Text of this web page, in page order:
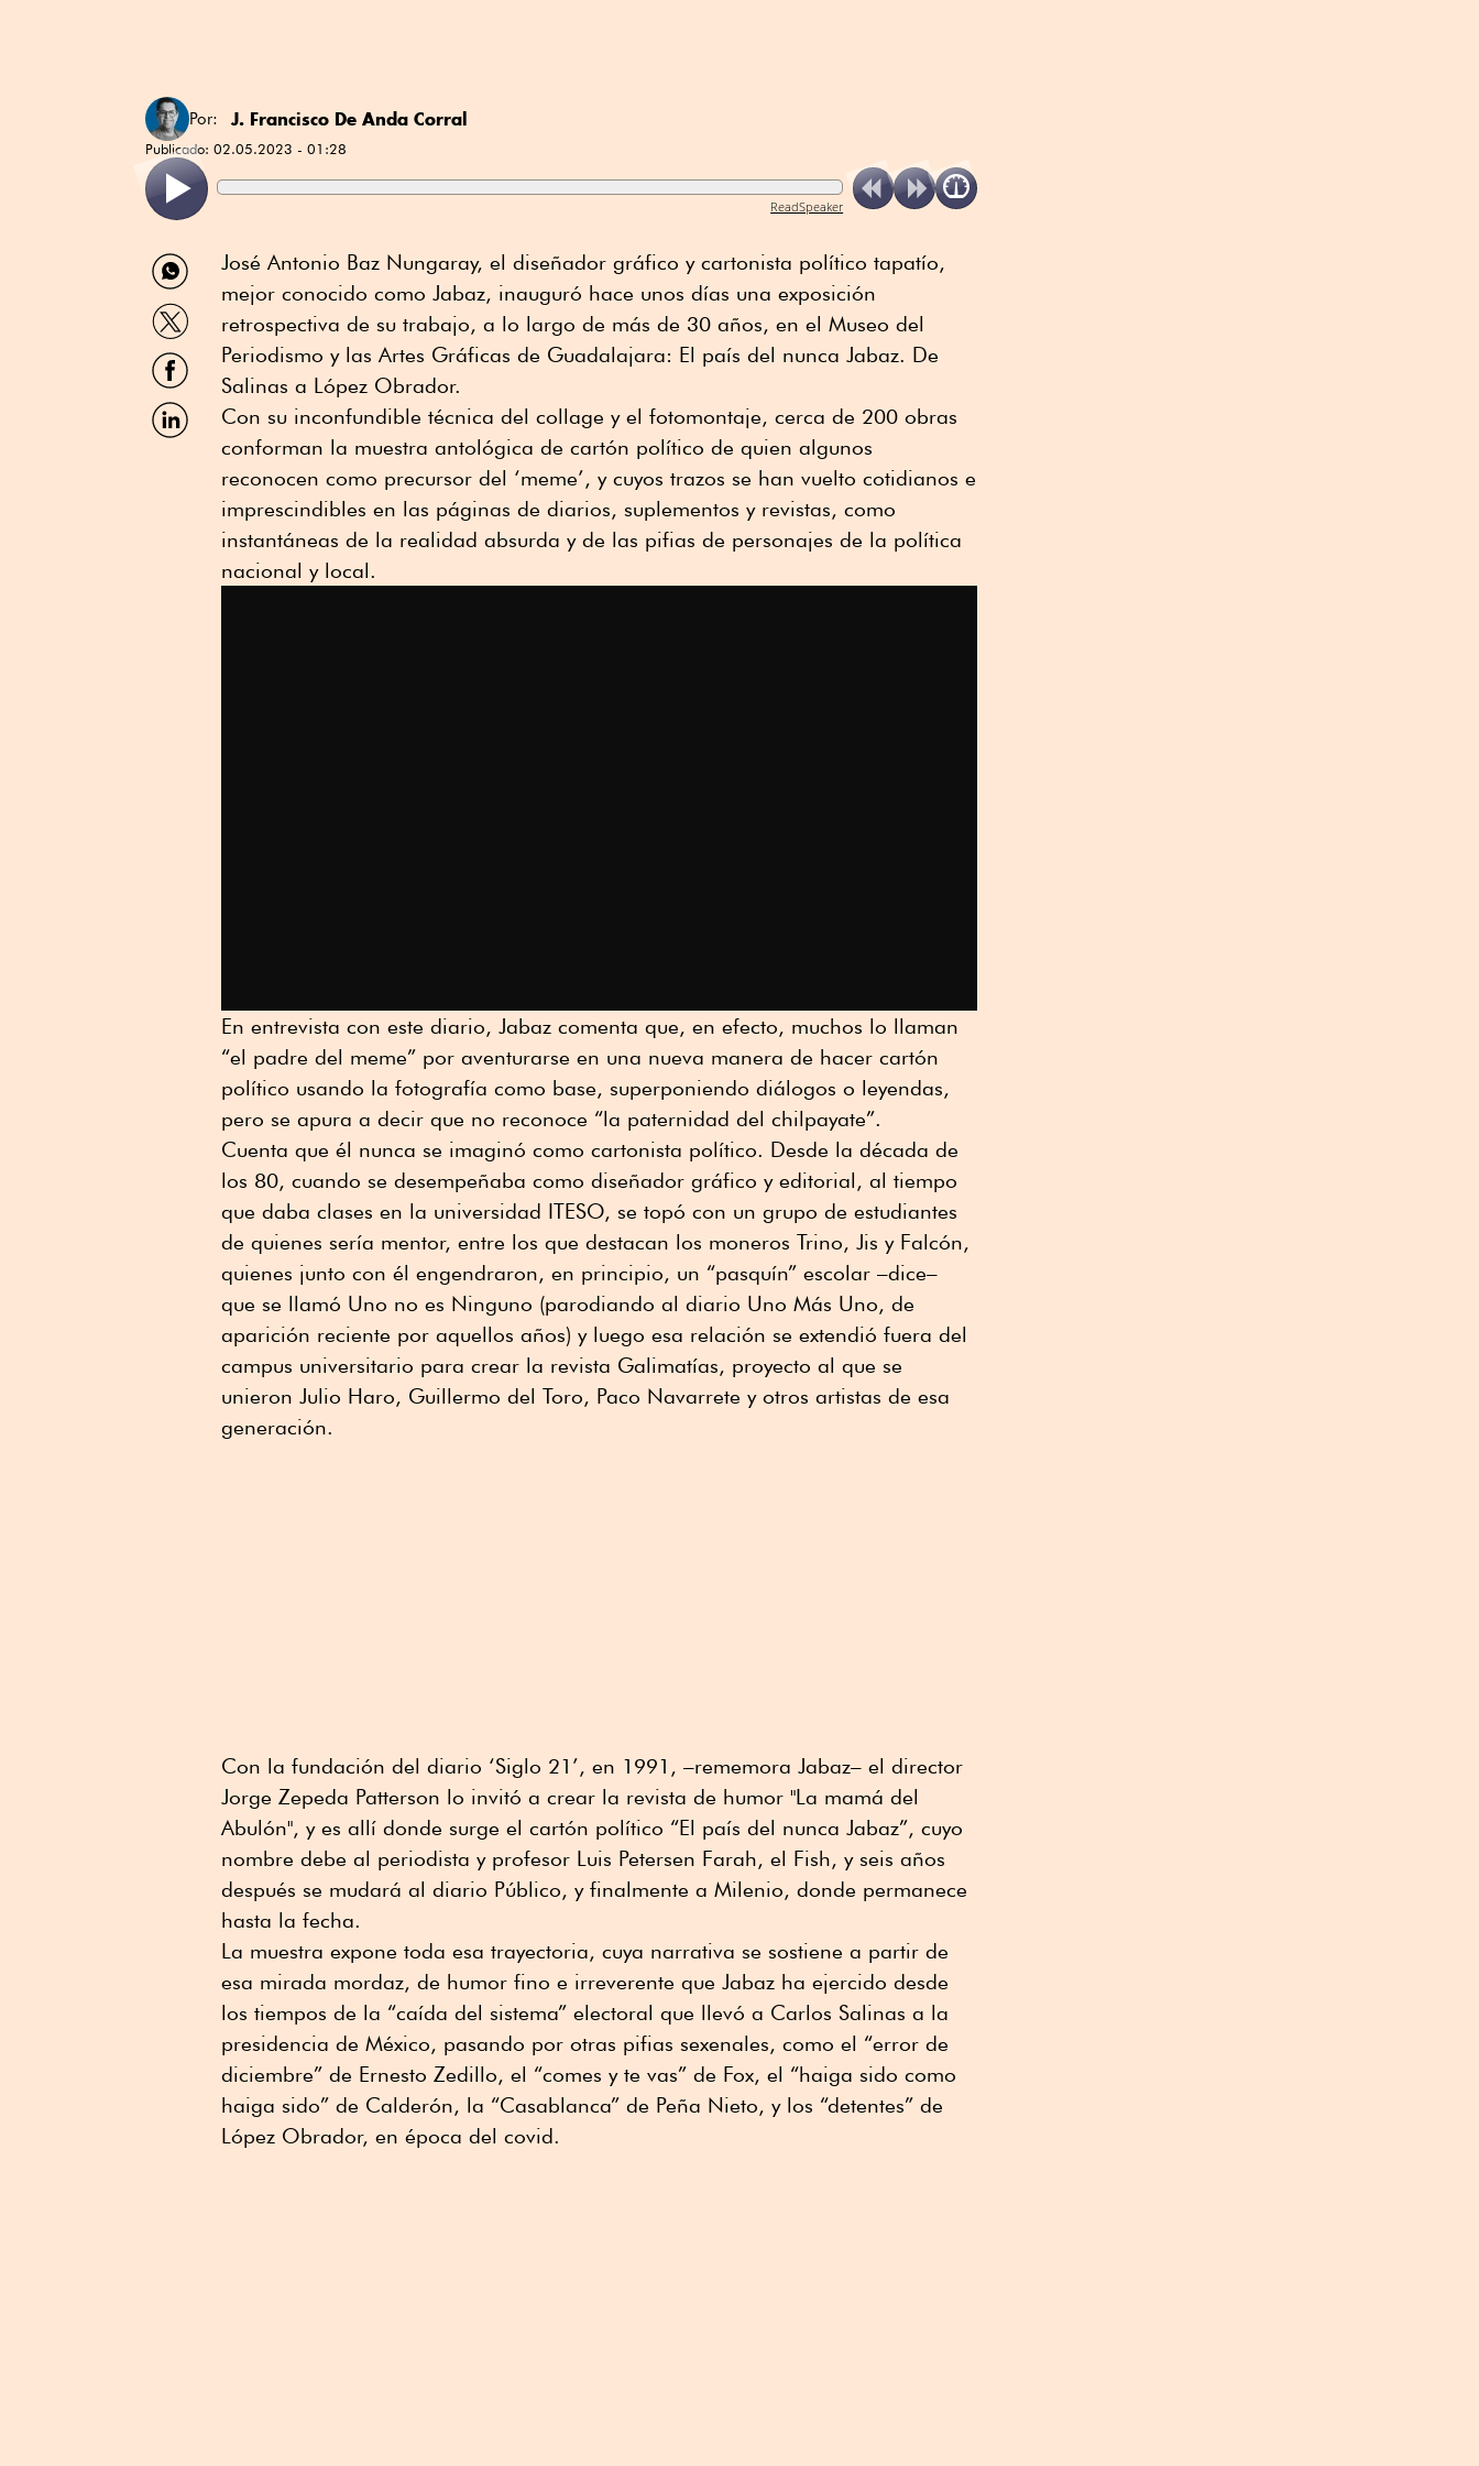
Por: J. Francisco De Anda Corral
Publicado: 02.05.2023 - 01:28
ReadSpeaker
Compartir
por
WhatsApp
Compartir
por
Twitter
Compartir
por
Facebook
Compartir
por
José Antonio Baz Nungaray, el diseñador gráfico y cartonista político tapatío,
mejor conocido como Jabaz, inauguró hace unos días una exposición
retrospectiva de su trabajo, a lo largo de más de 30 años, en el Museo del
Periodismo y las Artes Gráficas de Guadalajara: El país del nunca Jabaz. De
Salinas a López Obrador.
Con su inconfundible técnica del collage y el fotomontaje, cerca de 200 obras
conforman la muestra antológica de cartón político de quien algunos
reconocen como precursor del ‘meme’, y cuyos trazos se han vuelto cotidianos e
imprescindibles en las páginas de diarios, suplementos y revistas, como
instantáneas de la realidad absurda y de las pifias de personajes de la política
nacional y local.
En entrevista con este diario, Jabaz comenta que, en efecto, muchos lo llaman
“el padre del meme” por aventurarse en una nueva manera de hacer cartón
político usando la fotografía como base, superponiendo diálogos o leyendas,
pero se apura a decir que no reconoce “la paternidad del chilpayate”.
Cuenta que él nunca se imaginó como cartonista político. Desde la década de
los 80, cuando se desempeñaba como diseñador gráfico y editorial, al tiempo
que daba clases en la universidad ITESO, se topó con un grupo de estudiantes
de quienes sería mentor, entre los que destacan los moneros Trino, Jis y Falcón,
quienes junto con él engendraron, en principio, un “pasquín” escolar –dice–
que se llamó Uno no es Ninguno (parodiando al diario Uno Más Uno, de
aparición reciente por aquellos años) y luego esa relación se extendió fuera del
campus universitario para crear la revista Galimatías, proyecto al que se
unieron Julio Haro, Guillermo del Toro, Paco Navarrete y otros artistas de esa
generación.
Con la fundación del diario ‘Siglo 21’, en 1991, –rememora Jabaz– el director
Jorge Zepeda Patterson lo invitó a crear la revista de humor "La mamá del
Abulón", y es allí donde surge el cartón político “El país del nunca Jabaz”, cuyo
nombre debe al periodista y profesor Luis Petersen Farah, el Fish, y seis años
después se mudará al diario Público, y finalmente a Milenio, donde permanece
hasta la fecha.
La muestra expone toda esa trayectoria, cuya narrativa se sostiene a partir de
esa mirada mordaz, de humor fino e irreverente que Jabaz ha ejercido desde
los tiempos de la “caída del sistema” electoral que llevó a Carlos Salinas a la
presidencia de México, pasando por otras pifias sexenales, como el “error de
diciembre” de Ernesto Zedillo, el “comes y te vas” de Fox, el “haiga sido como
haiga sido” de Calderón, la “Casablanca” de Peña Nieto, y los “detentes” de
López Obrador, en época del covid.